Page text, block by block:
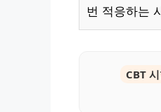
번 적응하는
CBT